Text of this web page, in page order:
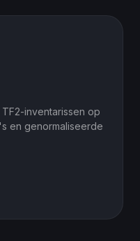
inventarissen op
en genormaliseerde